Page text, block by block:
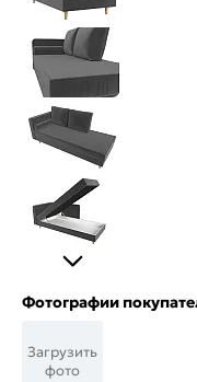
Фотографии
Загрузить
фото